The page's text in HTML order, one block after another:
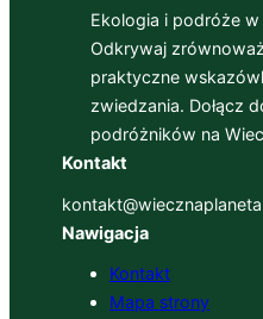
Ekologia i podróże
Odkrywaj
praktyczne
zwiedzania. Dołącz
podróżników na
Kontakt
Nawigacja
Kontakt
Mapa strony